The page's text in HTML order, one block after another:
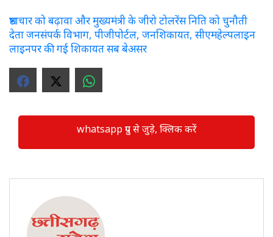
भ्रष्टाचार को बढ़ावा और मुख्यमंत्री के जीरो टोलरेंस निति को चुनौती
देता जनसंपर्क विभाग, पीजीपोर्टल, जनशिकायत, सीएमहेल्पलाइन
लाइनपर की गई शिकायत सब बेअसर
whatsapp ग्रुप से जुड़े, क्लिक करें